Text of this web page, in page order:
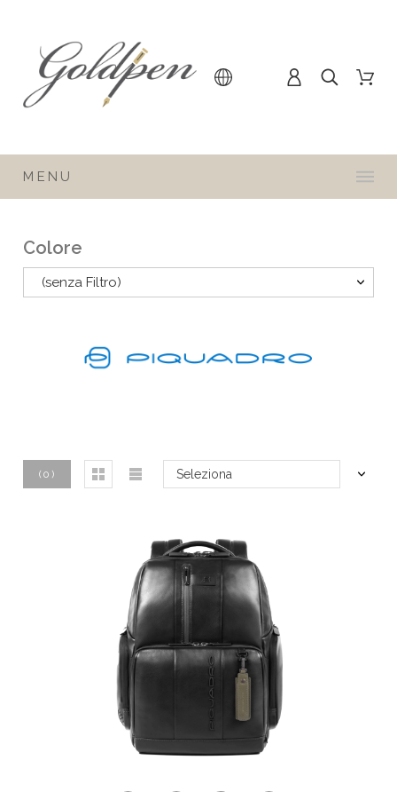
MENU
Colore
(senza Filtro)
( 0 ) Seleziona